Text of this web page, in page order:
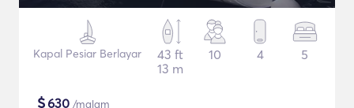
Kapal Pesiar Berlayar
43 ft
13 m
10 4 5
$630 /malam